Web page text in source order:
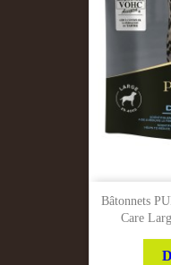
Bâtonnets
Care